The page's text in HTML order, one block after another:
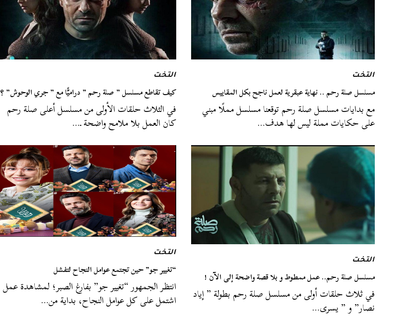
التخت
مسلسل صلة رحم .. نهاية عبقرية لعمل ناجح بكل المقاييس
مع بدايات مسلسل صلة رحم توقعنا مسلسل مملًا مبني
على حكايات مملة ليس لها هدف…
التخت
كيف تقاطع مسلسل ” صلة رحم ” دراميًّا مع ” جري الوحوش” ؟
في الثلاث حلقات الأولى من مسلسل أعلى صلة رحم
كان العمل بلا ملامح واضحة ـ…
التخت
مسلسل صلة رحم.. عمل ممطوط و بلا قصة واضحة إلى الآن !
في ثلاث حلقات أولى من مسلسل صلة رحم بطولة ” إياد
نصار” و ” يسرى…
التخت
“تغيير جو” حين تجتمع عوامل النجاح لتفشل
انتظر الجمهور “تغيير جو” بفارغ الصبر؛ لمشاهدة عمل
اشتمل على كل عوامل النجاح، بداية من…